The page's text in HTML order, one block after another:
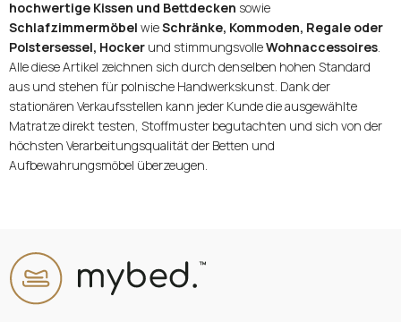
hochwertige Kissen und Bettdecken sowie
Schlafzimmermöbel wieSchränke, Kommoden, Regale oder
Polstersessel, Hocker und stimmungsvolleWohnaccessoires
Alle diese Artikel zeichnen sich durch denselben hohen Standard
aus und stehen für polnische Handwerkskunst. Dank der
stationären Verkaufsstellen kann jeder Kunde die ausgewählte
Matratze direkt testen, Stoffmuster begutachten und sich von der
höchsten Verarbeitungsqualität der Betten und
Aufbewahrungsmöbel überzeugen.